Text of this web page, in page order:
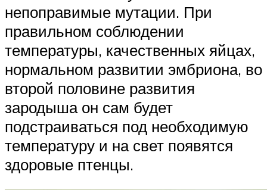
непоправимые мутации. При
правильном соблюдении
температуры, качественных яйцах,
нормальном развитии эмбриона, во
второй половине развития
зародыша он сам будет
подстраиваться под необходимую
температуру и на свет появятся
здоровые птенцы.